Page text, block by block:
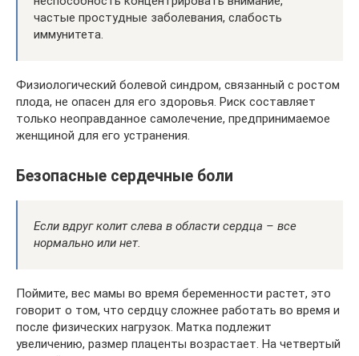
частые простудные заболевания, слабость
иммунитета.
Физиологический болевой синдром, связанный с ростом
плода, не опасен для его здоровья. Риск составляет
только неоправданное самолечение, предпринимаемое
женщиной для его устранения.
Безопасные сердечные боли
Если вдруг колит слева в области сердца – все
нормально или нет.
Поймите, вес мамы во время беременности растет, это
говорит о том, что сердцу сложнее работать во время и
после физических нагрузок. Матка подлежит
увеличению, размер плаценты возрастает. На четвертый